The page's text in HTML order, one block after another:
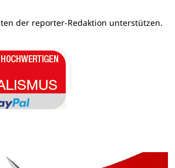
der reporter-Redaktion unterstützen.